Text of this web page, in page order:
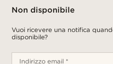
Non disponibile
Vuoi ricevere una notifica
disponibile?
Indirizzo email *